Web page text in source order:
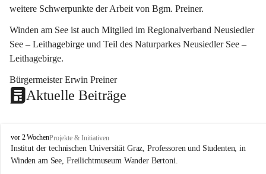
weitere Schwerpunkte der Arbeit von Bgm. Preiner.
Winden am See ist auch Mitglied im Regionalverband Neusiedler
See – Leithagebirge und Teil des Naturparkes Neusiedler See –
Leithagebirge.
Bürgermeister Erwin Preiner
Aktuelle Beiträge
W
i
n
vor 2 WochenProjekte & Initiativen
Institut der technischen Universität Graz, Professoren und Studenten, in
Winden am See, Freilichtmuseum Wander Bertoni.